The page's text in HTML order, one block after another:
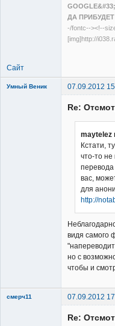
GOOGLE&#33;
ДА
-/fontc--><!--
[img]http://
Сайт
Умный Веник
07.09.2012
Re:
maytelez
Кстати,
что-то не
перевода
вас,
для
http://
видя самого
но с
чтобы и
смерч11
07.09.2012
Re: